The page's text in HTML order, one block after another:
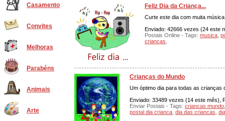
Casamento
Convites
Melhoras
Parabéns
Animais
Arte
Feliz Dia da Criança...
Curte este dia com muita
Enviado: 42666 vezes (24 este
Postais Online - Tags: musica
criancas
Crianças do Mundo
Um óptimo dia para todas as crianças
Enviado: 33489 vezes (14 este mês),
Enviar Postais - Tags: criancas mundo
postal dia crianca dia das criancas